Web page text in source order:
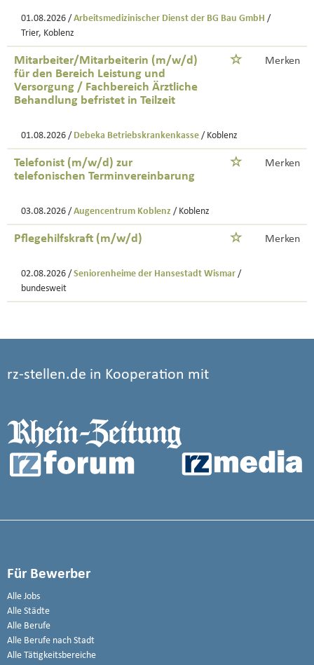
01.08.2026 / Arbeitsmedizinischer Dienst der BG Bau GmbH /
Trier, Koblenz
Mitarbeiter/Mitarbeiterin (m/w/d)
für den Bereich Leistung und
Versorgung / Fachbereich Ärztliche
Behandlung befristet in Teilzeit
Merken
01.08.2026 / Debeka Betriebskrankenkasse / Koblenz
Telefonist (m/w/d) zur
telefonischen Terminvereinbarung
Merken
03.08.2026 / Augencentrum Koblenz / Koblenz
Pflegehilfskraft (m/w/d) Merken
02.08.2026 / Seniorenheime der Hansestadt Wismar /
bundesweit
rz-stellen.de in Kooperation mit
Für Bewerber
Alle Jobs
Alle Städte
Alle Berufe
Alle Berufe nach Stadt
Alle Tätigkeitsbereiche